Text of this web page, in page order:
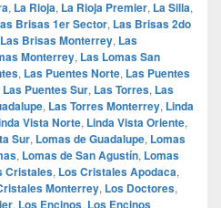
, La Rioja, La Rioja Premier, La Silla,
Brisas 1er Sector, Las Brisas 2do
Las Brisas Monterrey, Las
Monterrey, Las Lomas San
, Las Puentes Norte, Las Puentes
Las Puentes Sur, Las Torres, Las
, Las Torres Monterrey, Linda
Vista Norte, Linda Vista Oriente,
Sur, Lomas de Guadalupe, Lomas
, Lomas de San Agustín, Lomas
Cristales, Los Cristales Apodaca,
Monterrey, Los Doctores,
, Los Encinos, Los Encinos